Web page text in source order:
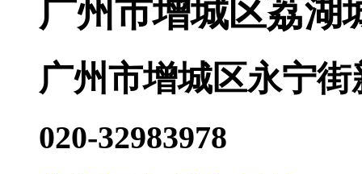
广州市增城区荔湖
广州市增城区永宁
020-32983978